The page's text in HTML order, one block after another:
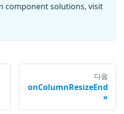
component solutions, visit
다음
onColumnResizeEnd